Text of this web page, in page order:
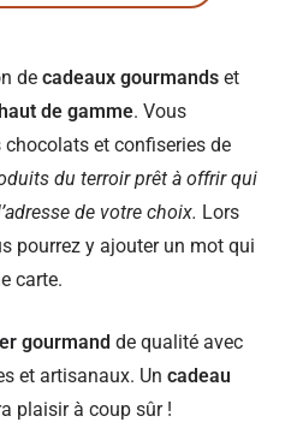
de cadeaux gourmands et
de gamme. Vous
et confiseries de
du terroir prêt à offrir qui
de votre choix. Lors
pourrez y ajouter un mot qui
carte.
gourmand de qualité avec
et artisanaux. Un cadeau
plaisir à coup sûr !